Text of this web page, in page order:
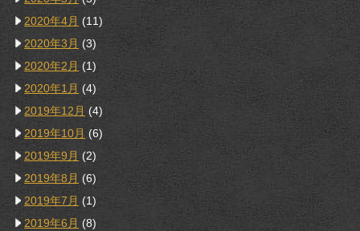
2020年4月 (11)
2020年3月 (3)
2020年2月 (1)
2020年1月 (4)
2019年12月 (4)
2019年10月 (6)
2019年9月 (2)
2019年8月 (6)
2019年7月 (1)
2019年6月 (8)